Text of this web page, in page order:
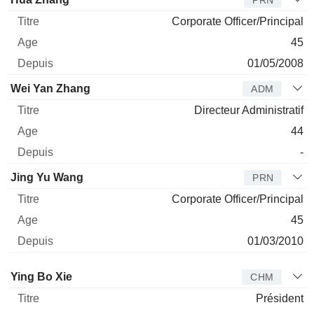
Corporate Officer/Principal
45
01/05/2008
Wei Yan Zhang ADM
Directeur Administratif
44
-
Jing Yu Wang PRN
Corporate Officer/Principal
45
01/03/2010
Administrateur
Ying Bo Xie CHM
Président